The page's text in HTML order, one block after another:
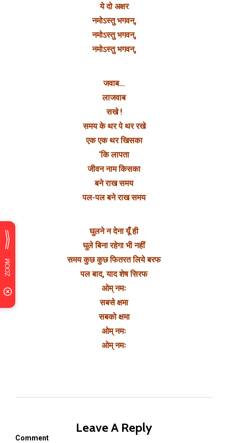
ये दो अक्षर
नमोऽस्तु भगवन्,
नमोऽस्तु भगवन्,
नमोऽस्तु भगवन्,
जवाब…
लाजवाब
सखे !
समय के थर पे थर रखे
एक एक थर खिसका
‘कि लापता
जीवन नाम किसका
बने राख समय
पल-पल बने राख समय
घुलने न देना यूँ ही
घुले बिना रहेगा भी नहीं
समय कुछ कुछ फितरत लिये बरफ
पल बाद, याद शेष सिरफ
ओम् नमः
सबसे क्षमा
सबको क्षमा
ओम् नमः
ओम् नमः
Leave A Reply
Comment